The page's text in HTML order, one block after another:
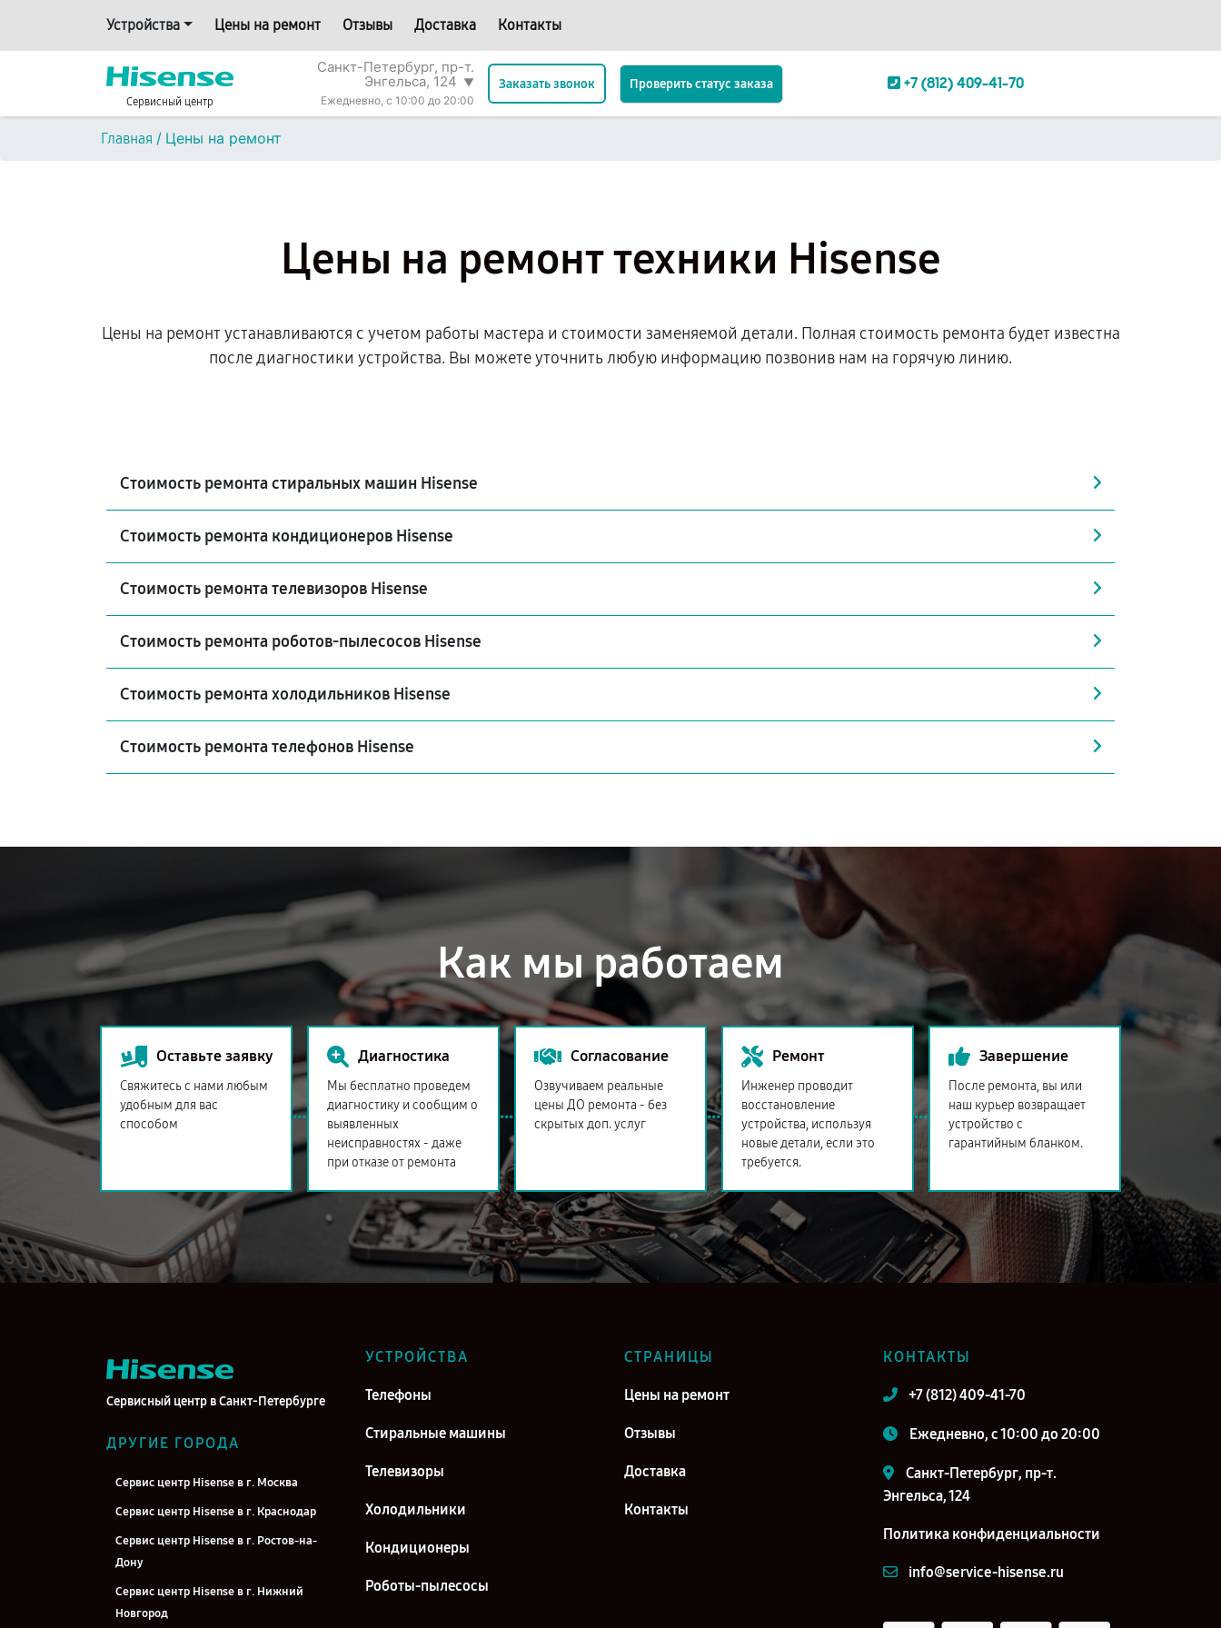
Устройства Цены на ремонт Отзывы Доставка Контакты
Сервисный центр
Санкт-Петербург, пр-т.
Энгельса, 124 ▼
Ежедневно, с 10:00 до 20:00
Заказать звонок Проверить статус заказа +7 (812) 409-41-70
Главная / Цены на ремонт
Цены на ремонт техники Hisense
Цены на ремонт устанавливаются с учетом работы мастера и стоимости заменяемой детали. Полная стоимость ремонта будет известна
после диагностики устройства. Вы можете уточнить любую информацию позвонив нам на горячую линию.
Стоимость ремонта стиральных машин Hisense
Стоимость ремонта кондиционеров Hisense
Стоимость ремонта телевизоров Hisense
Стоимость ремонта роботов-пылесосов Hisense
Стоимость ремонта холодильников Hisense
Стоимость ремонта телефонов Hisense
Как мы работаем
Оставьте заявку
Свяжитесь с нами любым
удобным для вас
способом
Диагностика
Мы бесплатно проведем
диагностику и сообщим о
выявленных
неисправностях - даже
при отказе от ремонта
Согласование
Озвучиваем реальные
цены ДО ремонта - без
скрытых доп. услуг
Ремонт
Инженер проводит
восстановление
устройства, используя
новые детали, если это
требуется.
Завершение
После ремонта, вы или
наш курьер возвращает
устройство с
гарантийным бланком.
Сервисный центр в Санкт-Петербурге
ДРУГИЕ ГОРОДА
Сервис центр Hisense в г. Москва
Сервис центр Hisense в г. Краснодар
Сервис центр Hisense в г. Ростов-на-
Дону
Сервис центр Hisense в г. Нижний
Новгород
УСТРОЙСТВА
Телефоны
Стиральные машины
Телевизоры
Холодильники
Кондиционеры
Роботы-пылесосы
СТРАНИЦЫ
Цены на ремонт
Отзывы
Доставка
Контакты
КОНТАКТЫ
+7 (812) 409-41-70
Ежедневно, с 10:00 до 20:00
Санкт-Петербург, пр-т.
Энгельса, 124
Политика конфиденциальности
info@service-hisense.ru